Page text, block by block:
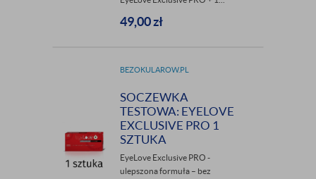
49,00zł
BEZOKULAROW.PL
SOCZEWKA
TESTOWA: EYELOVE
EXCLUSIVE PRO 1
SZTUKA
EyeLove Exclusive PRO -
ulepszona formuła – bez